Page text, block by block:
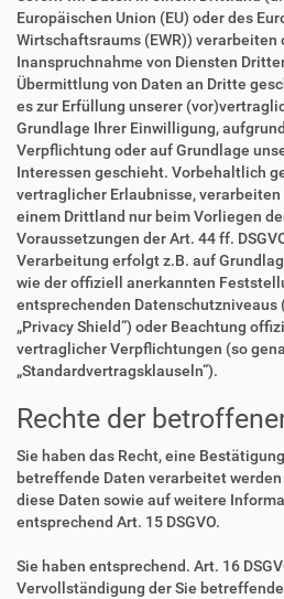
Europäischen Union (EU) oder des
Wirtschaftsraums (EWR)) verarbeiten
Inanspruchnahme von Diensten
Übermittlung von Daten an Dritte
es zur Erfüllung unserer
Grundlage Ihrer Einwilligung,
Verpflichtung oder auf Grundlage
Interessen geschieht. Vorbehaltlich
vertraglicher Erlaubnisse,
einem Drittland nur beim Vorliegen
Voraussetzungen der Art. 44 ff.
Verarbeitung erfolgt z.B. auf
wie der offiziell anerkannten
entsprechenden Datenschutzniveaus
„Privacy Shield“) oder Beachtung
vertraglicher Verpflichtungen (so
„Standardvertragsklauseln“).
Rechte der
Sie haben das Recht, eine
betreffende Daten verarbeitet
diese Daten sowie auf weitere
entsprechend Art. 15 DSGVO.
Sie haben entsprechend. Art. 16
Vervollständigung der Sie